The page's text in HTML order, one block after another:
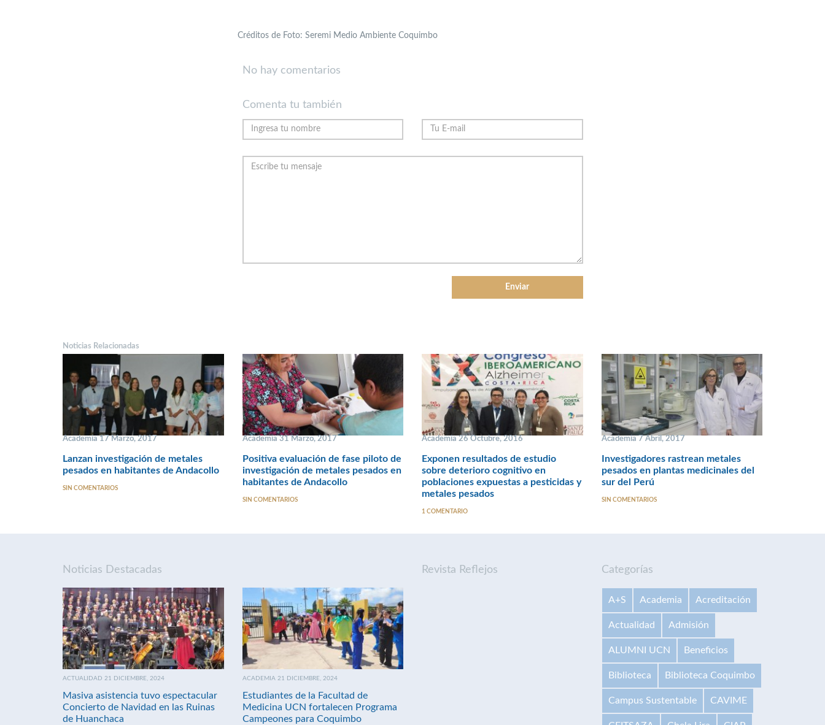
Créditos de Foto: Seremi Medio Ambiente Coquimbo
No hay comentarios
Comenta tu también
Noticias Relacionadas
Academia 17 Marzo, 2017
Lanzan investigación de metales
pesados en habitantes de Andacollo
SIN COMENTARIOS
Academia 31 Marzo, 2017
Positiva evaluación de fase piloto de
investigación de metales pesados en
habitantes de Andacollo
SIN COMENTARIOS
Academia 26 Octubre, 2016
Exponen resultados de estudio
sobre deterioro cognitivo en
poblaciones expuestas a pesticidas y
metales pesados
1 COMENTARIO
Academia 7 Abril, 2017
Investigadores rastrean metales
pesados en plantas medicinales del
sur del Perú
SIN COMENTARIOS
Noticias Destacadas
ACTUALIDAD 21 DICIEMBRE, 2024
Masiva asistencia tuvo espectacular
Concierto de Navidad en las Ruinas
de Huanchaca
ACADEMIA 21 DICIEMBRE, 2024
Estudiantes de la Facultad de
Medicina UCN fortalecen Programa
Campeones para Coquimbo
Revista Reflejos Categorías
A+S Academia Acreditación
Actualidad Admisión
ALUMNI UCN Beneficios
Biblioteca Biblioteca Coquimbo
Campus Sustentable CAVIME